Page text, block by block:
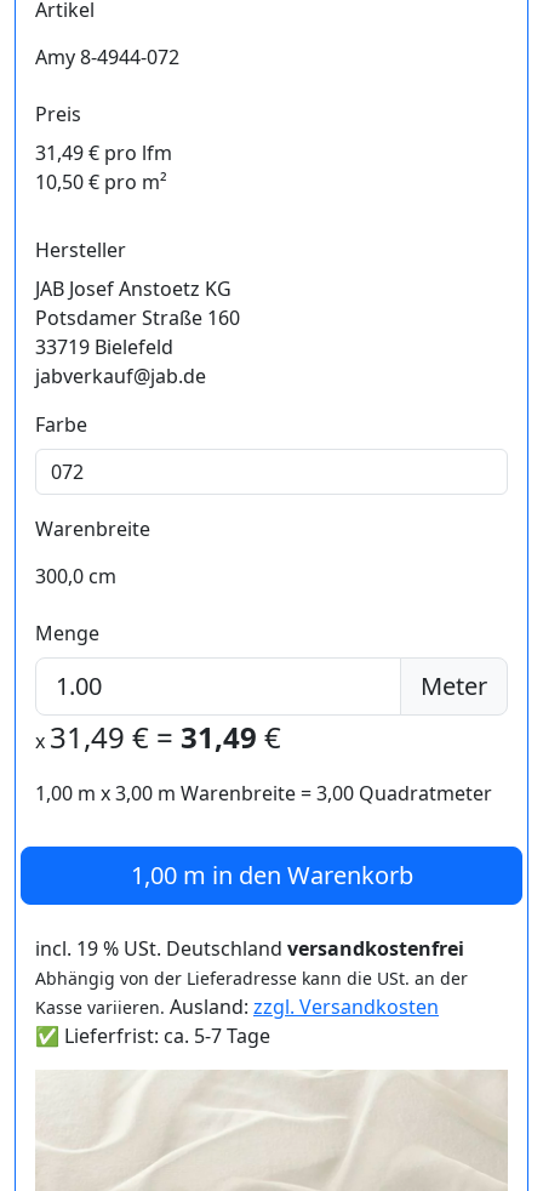
Artikel
Amy 8-4944-072
Preis
31,49 € pro lfm
10,50 € pro m²
Hersteller
JAB Josef Anstoetz KG
Potsdamer Straße 160
33719 Bielefeld
jabverkauf@jab.de
Farbe
Warenbreite
300,0 cm
Menge
Meter
x 31,49 € = 31,49 €
1,00 m x3,00 m Warenbreite =3,00 Quadratmeter
1,00 m in den Warenkorb
incl. 19 % USt. Deutschland versandkostenfrei
Abhängig von der Lieferadresse kann die USt. an der
Kasse variieren. Ausland: zzgl. Versandkosten
✅ Lieferfrist: ca. 5-7 Tage